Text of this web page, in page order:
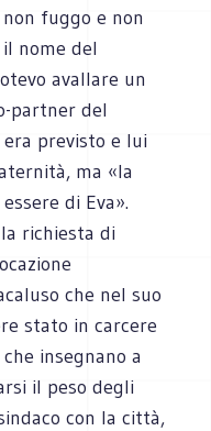
fuggo e non
nome del
avallare un
partner del
previsto e lui
ma «la
di Eva».
richiesta di
che nel suo
stato in carcere
insegnano a
il peso degli
con la città,